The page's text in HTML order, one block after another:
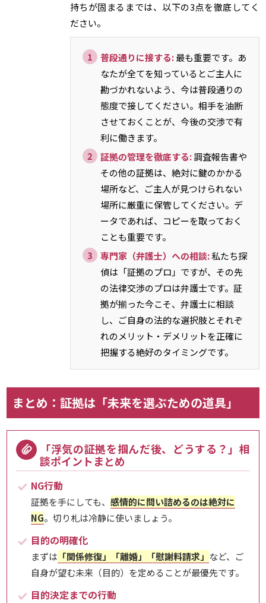
持ちが固まるまでは、以下の3点を徹底してく
ださい。
普段通りに接する:最も重要です。あ
なたが全てを知っているとご主人に
勘づかれないよう、今は普段通りの
態度で接してください。相手を油断
させておくことが、今後の交渉で有
利に働きます。
証拠の管理を徹底する:調査報告書や
その他の証拠は、絶対に鍵のかかる
場所など、ご主人が見つけられない
場所に厳重に保管してください。デ
ータであれば、コピーを取っておく
ことも重要です。
専門家（弁護士）への相談:私たち探
偵は「証拠のプロ」ですが、その先
の法律交渉のプロは弁護士です。証
拠が揃った今こそ、弁護士に相談
し、ご自身の法的な選択肢とそれぞ
れのメリット・デメリットを正確に
把握する絶好のタイミングです。
まとめ：証拠は「未来を選ぶための道具」
「浮気の証拠を掴んだ後、どうする？」相
談ポイントまとめ
NG行動
証拠を手にしても、感情的に問い詰めるのは絶対に
NG。切り札は冷静に使いましょう。
目的の明確化
まずは 「関係修復」「離婚」「慰謝料請求」 など、ご
自身が望む未来（目的）を定めることが最優先です。
目的決定までの行動